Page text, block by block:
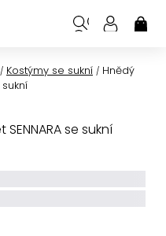
/ Kostýmy se sukní / Hnědý
se sukní